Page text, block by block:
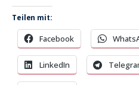
Teilen mit:
Facebook
LinkedIn